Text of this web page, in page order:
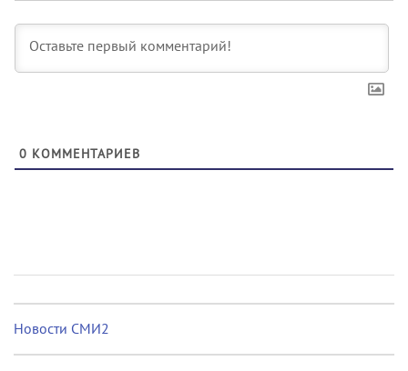
0 КОММЕНТАРИЕВ
Новости СМИ2